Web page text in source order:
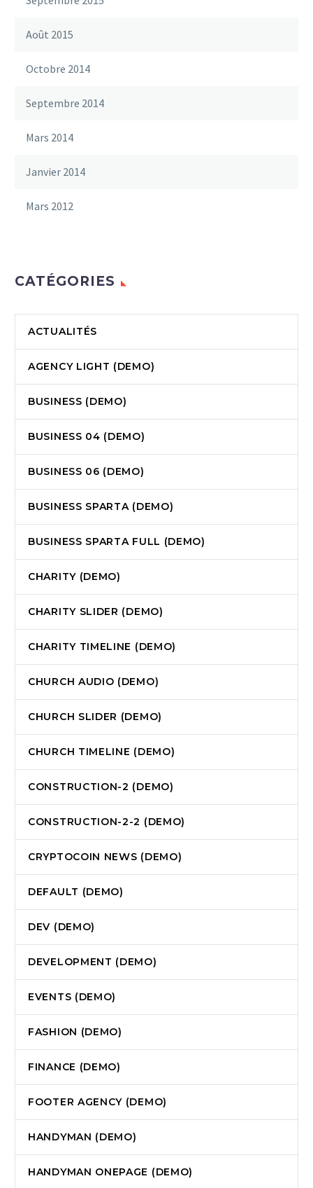
Août 2015
Octobre 2014
Septembre 2014
Mars 2014
Janvier 2014
Mars 2012
CATÉGORIES
ACTUALITÉS
AGENCY LIGHT (DEMO)
BUSINESS (DEMO)
BUSINESS 04 (DEMO)
BUSINESS 06 (DEMO)
BUSINESS SPARTA (DEMO)
BUSINESS SPARTA FULL (DEMO)
CHARITY (DEMO)
CHARITY SLIDER (DEMO)
CHARITY TIMELINE (DEMO)
CHURCH AUDIO (DEMO)
CHURCH SLIDER (DEMO)
CHURCH TIMELINE (DEMO)
CONSTRUCTION-2 (DEMO)
CONSTRUCTION-2-2 (DEMO)
CRYPTOCOIN NEWS (DEMO)
DEFAULT (DEMO)
DEV (DEMO)
DEVELOPMENT (DEMO)
EVENTS (DEMO)
FASHION (DEMO)
FINANCE (DEMO)
FOOTER AGENCY (DEMO)
HANDYMAN (DEMO)
HANDYMAN ONEPAGE (DEMO)